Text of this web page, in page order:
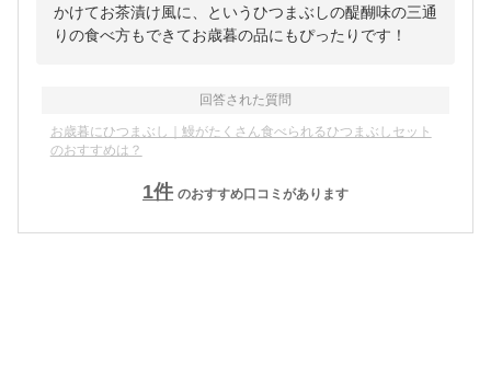
かけてお茶漬け風に、というひつまぶしの醍醐味の三通
りの食べ方もできてお歳暮の品にもぴったりです！
回答された質問
お歳暮にひつまぶし｜鰻がたくさん食べられるひつまぶしセット
のおすすめは？
1件 のおすすめ口コミがあります